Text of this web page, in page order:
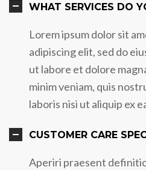
WHAT SERVICES DO
Lorem ipsum dolor sit
adipiscing elit, sed do
ut labore et dolore
minim veniam, quis
laboris nisi ut aliquip ex
CUSTOMER CARE
Aperiri praesent